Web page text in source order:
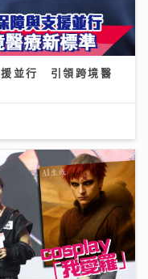
援並行 引領跨境醫